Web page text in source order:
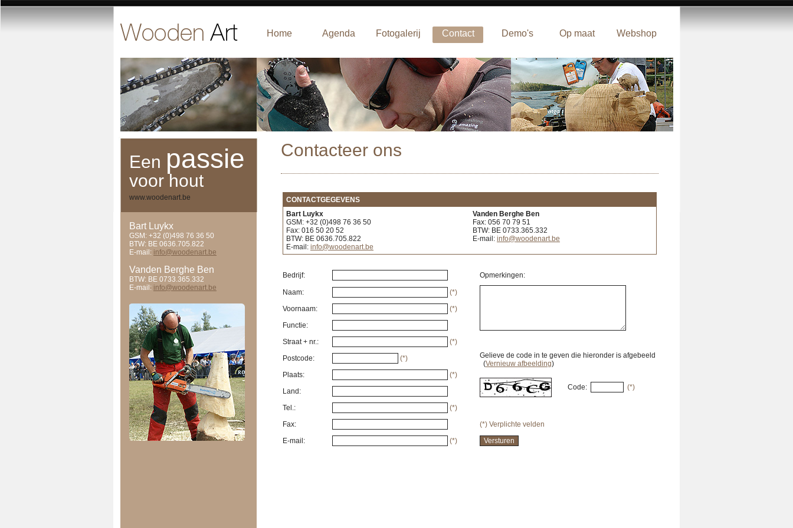
Home Agenda Fotogalerij Contact Demo's Op maat Webshop
Een passie
voor hout
www.woodenart.be
Bart Luykx
GSM: +32 (0)498 76 36 50
BTW: BE 0636.705.822
E-mail: info@woodenart.be
Vanden Berghe Ben
BTW: BE 0733.365.332
E-mail: info@woodenart.be
Contacteer ons
CONTACTGEGEVENS
Bart Luykx
GSM: +32 (0)498 76 36 50
Fax: 016 50 20 52
BTW: BE 0636.705.822
E-mail: info@woodenart.be
Vanden Berghe Ben
Fax: 056 70 79 51
BTW: BE 0733.365.332
E-mail: info@woodenart.be
Bedrijf: Opmerkingen:
Naam:
(*)
Voornaam:
(*)
Functie:
Straat + nr.:
(*)
Postcode:
(*)
Gelieve de code in te geven die hieronder is afgebeeld
(Vernieuw afbeelding)
Code: (*)
Plaats:
(*)
Land:
Tel.:
(*)
Fax:
(*) Verplichte velden
E-mail:
(*)